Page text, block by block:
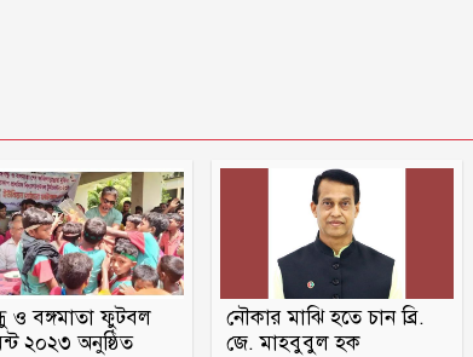
ও বঙ্গমাতা ফুটবল
২০২৩ অনুষ্ঠিত
নৌকার মাঝি হতে চান ব্রি.
জে. মাহবুবুল হক